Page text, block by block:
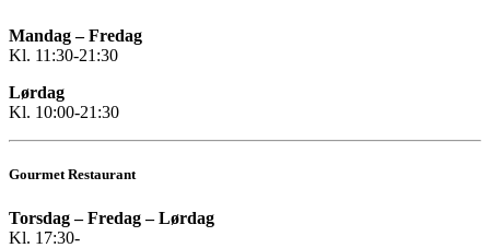
Mandag – Fredag
Kl. 11:30-21:30
Lørdag
Kl. 10:00-21:30
Gourmet Restaurant
Torsdag – Fredag – Lørdag
Kl. 17:30-